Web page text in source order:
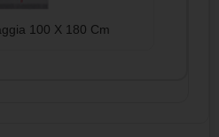
100 X 180 Cm